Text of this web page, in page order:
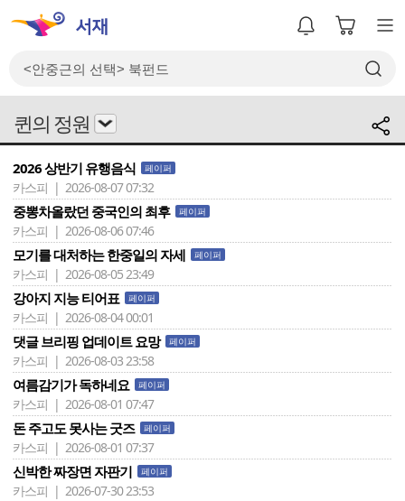
퀸의 정원
2026 상반기 유행음식 페이퍼
카스피 | 2026-08-07 07:32
중뽕차올랐던 중국인의 최후 페이퍼
카스피 | 2026-08-06 07:46
모기를 대처하는 한중일의 자세 페이퍼
카스피 | 2026-08-05 23:49
강아지 지능 티어표 페이퍼
카스피 | 2026-08-04 00:01
댓글 브리핑 업데이트 요망 페이퍼
카스피 | 2026-08-03 23:58
여름감기가 독하네요 페이퍼
카스피 | 2026-08-01 07:47
돈 주고도 못사는 굿즈 페이퍼
카스피 | 2026-08-01 07:37
신박한 짜장면 자판기 페이퍼
카스피 | 2026-07-30 23:53